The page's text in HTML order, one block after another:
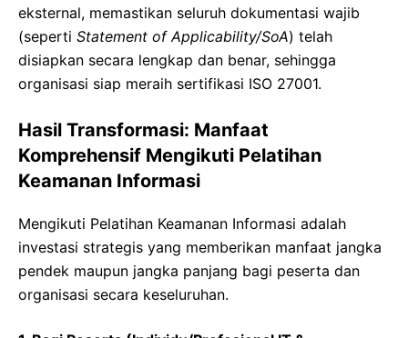
eksternal, memastikan seluruh dokumentasi wajib
(seperti Statement of Applicability/SoA) telah
disiapkan secara lengkap dan benar, sehingga
organisasi siap meraih sertifikasi ISO 27001.
Hasil Transformasi: Manfaat
Komprehensif Mengikuti Pelatihan
Keamanan Informasi
Mengikuti Pelatihan Keamanan Informasi adalah
investasi strategis yang memberikan manfaat jangka
pendek maupun jangka panjang bagi peserta dan
organisasi secara keseluruhan.